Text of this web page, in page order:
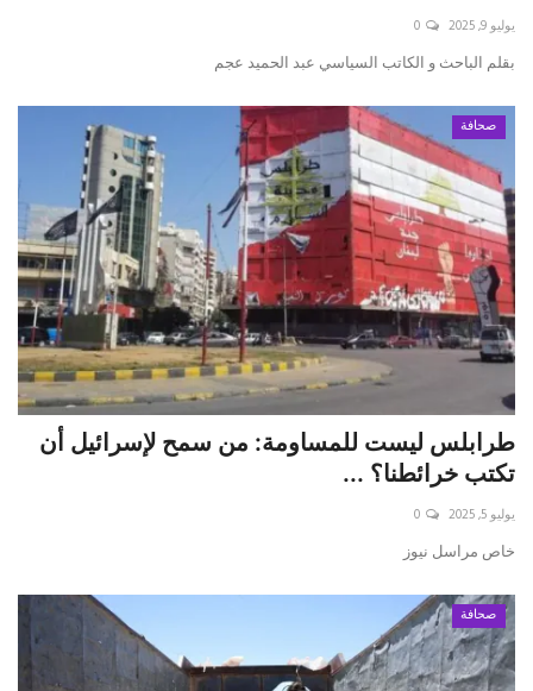
يوليو 9, 2025 0
بقلم الباحث و الكاتب السياسي عبد الحميد عجم
صحافة
طرابلس ليست للمساومة: من سمح لإسرائيل أن
تكتب خرائطنا؟ ...
يوليو 5, 2025 0
خاص مراسل نيوز
صحافة